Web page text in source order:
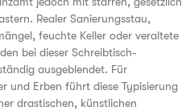
Realer Sanierungsstau,
feuchte Keller oder veraltete
bei dieser Schreibtisch-
ausgeblendet. Für
und Erben führt diese Typisierung
drastischen, künstlichen